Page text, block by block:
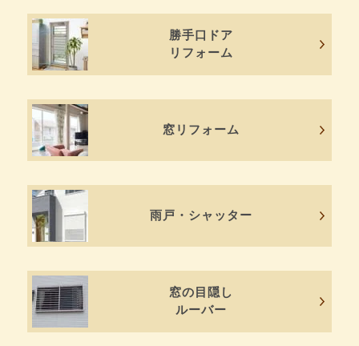
勝手口ドア
リフォーム
窓リフォーム
雨戸・シャッター
窓の目隠し
ルーバー